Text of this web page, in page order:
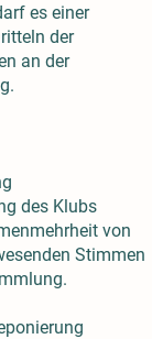
es einer
der
an der
des Klubs
von
Stimmen